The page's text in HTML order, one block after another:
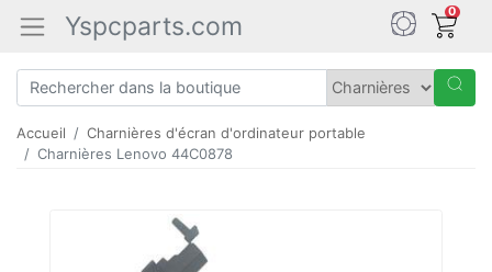
Yspcparts.com 0
Accueil
Charnières d'écran d'ordinateur portable
Charnières Lenovo 44C0878